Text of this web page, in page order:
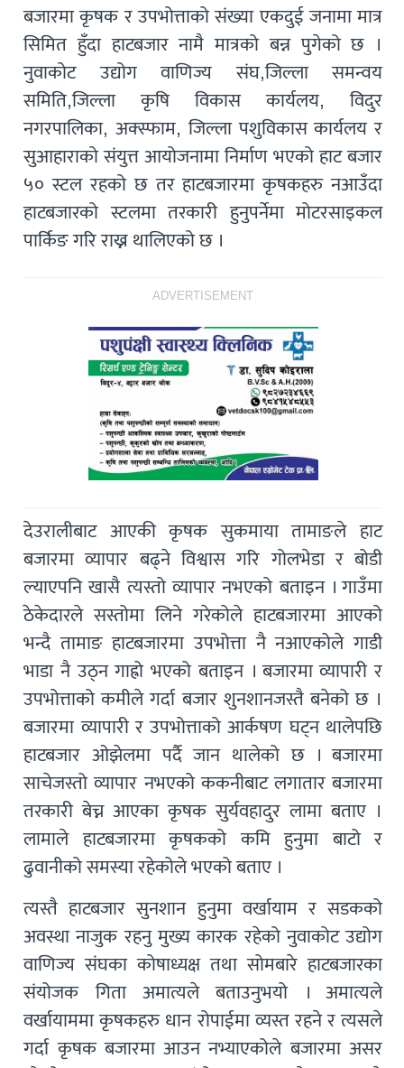
बजारमा कृषक र उपभोत्ताको संख्या एकदुई जनामा मात्र
सिमित हुँदा हाटबजार नामै मात्रको बन्न पुगेको छ ।
नुवाकोट उद्योग वाणिज्य संघ,जिल्ला समन्वय
समिति,जिल्ला कृषि विकास कार्यलय, विदुर
नगरपालिका, अक्स्फाम, जिल्ला पशुविकास कार्यलय र
सुआहाराको संयुत्त आयोजनामा निर्माण भएको हाट बजार
५० स्टल रहको छ तर हाटबजारमा कृषकहरु नआउँदा
हाटबजारको स्टलमा तरकारी हुनुपर्नेमा मोटरसाइकल
पार्किङ गरि राख्न थालिएको छ ।
ADVERTISEMENT
देउरालीबाट आएकी कृषक सुकमाया तामाङले हाट
बजारमा व्यापार बढ्ने विश्वास गरि गोलभेडा र बोडी
ल्याएपनि खासै त्यस्तो व्यापार नभएको बताइन । गाउँमा
ठेकेदारले सस्तोमा लिने गरेकोले हाटबजारमा आएको
भन्दै तामाङ हाटबजारमा उपभोत्ता नै नआएकोले गाडी
भाडा नै उठ्न गाह्रो भएको बताइन । बजारमा व्यापारी र
उपभोत्ताको कमीले गर्दा बजार शुनशानजस्तै बनेको छ ।
बजारमा व्यापारी र उपभोत्ताको आर्कषण घट्न थालेपछि
हाटबजार ओझेलमा पर्दै जान थालेको छ । बजारमा
साचेजस्तो व्यापार नभएको ककनीबाट लगातार बजारमा
तरकारी बेच्न आएका कृषक सुर्यवहादुर लामा बताए ।
लामाले हाटबजारमा कृषकको कमि हुनुमा बाटो र
ढुवानीको समस्या रहेकोले भएको बताए ।
त्यस्तै हाटबजार सुनशान हुनुमा वर्खायाम र सडकको
अवस्था नाजुक रहनु मुख्य कारक रहेको नुवाकोट उद्योग
वाणिज्य संघका कोषाध्यक्ष तथा सोमबारे हाटबजारका
संयोजक गिता अमात्यले बताउनुभयो । अमात्यले
वर्खायाममा कृषकहरु धान रोपाईमा व्यस्त रहने र त्यसले
गर्दा कृषक बजारमा आउन नभ्याएकोले बजारमा असर